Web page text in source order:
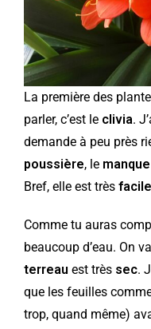
La première des
parler, c’est le clivia.
demande à peu près
poussière, le manque
Bref, elle est très facile
Comme tu auras
beaucoup d’eau. On
terreau est très sec.
que les feuilles
trop, quand même)